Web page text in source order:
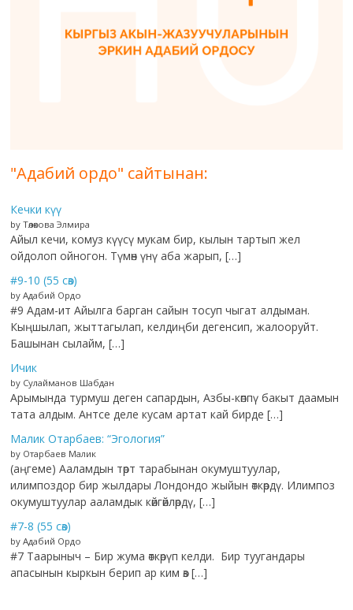
"Адабий ордо" сайтынан:
Кечки күү
by Төлөкова Элмира
Айыл кечи, комуз күүсү мукам бир, кылын тартып жел
ойдолоп ойногон. Түмөн үнү аба жарып, […]
#9-10 (55 сөз)
by Адабий Ордо
#9 Адам-ит Айылга барган сайын тосуп чыгат алдыман.
Кыңшылап, жыттагылап, келдиңби дегенсип, жалооруйт.
Башынан сылайм, […]
Ичик
by Сулайманов Шабдан
Арымында турмуш деген сапардын, Азбы-көппү бакыт даамын
тата алдым. Антсе деле кусам артат кай бирде […]
Малик Отарбаев: “Эгология”
by Отарбаев Малик
(аңгеме) Ааламдын төрт тарабынан окумуштуулар,
илимпоздор бир жылдары Лондондо жыйын өткөрдү. Илимпоз
окумуштуулар ааламдык көйгөйлөрдү, […]
#7-8 (55 сөз)
by Адабий Ордо
#7 Таарыныч – Бир жума өткөрүп келди. Бир туугандары
апасынын кыркын берип ар ким өз […]